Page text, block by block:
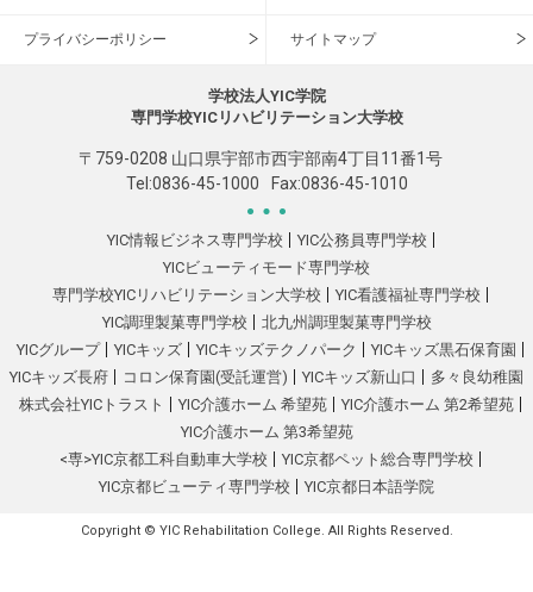
プライバシーポリシー サイトマップ
学校法人YIC学院
専門学校YICリハビリテーション大学校
〒759-0208 山口県宇部市西宇部南4丁目11番1号
Tel:0836-45-1000 Fax:0836-45-1010
YIC情報ビジネス専門学校
YIC公務員専門学校
YICビューティモード専門学校
専門学校YICリハビリテーション大学校
YIC看護福祉専門学校
YIC調理製菓専門学校
北九州調理製菓専門学校
YICグループ
YICキッズ YICキッズテクノパーク
YICキッズ黒石保育園
YICキッズ長府
コロン保育園(受託運営) YICキッズ新山口
多々良幼稚園
株式会社YICトラスト
YIC介護ホーム 希望苑
YIC介護ホーム 第2希望苑
YIC介護ホーム 第3希望苑
<専>YIC京都工科自動車大学校
YIC京都ペット総合専門学校
YIC京都ビューティ専門学校
YIC京都日本語学院
Copyright © YIC Rehabilitation College. All Rights Reserved.